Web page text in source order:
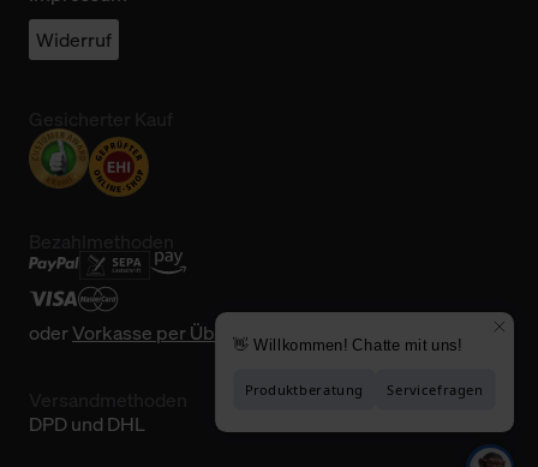
Widerruf
oderVorkasse per Überweisung
DPD und DHL